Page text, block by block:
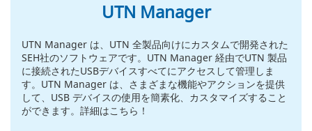
UTN Manager
UTN Manager は、UTN 全製品向けにカスタムで開発された
SEH社のソフトウェアです。UTN Manager 経由でUTN 製品
に接続されたUSBデバイスすべてにアクセスして管理しま
す。UTN Manager は、さまざまな機能やアクションを提供
して、USB デバイスの使用を簡素化、カスタマイズすること
ができます。詳細はこちら！